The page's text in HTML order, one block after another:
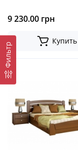
Фильтр
9 230.00 грн
Купить